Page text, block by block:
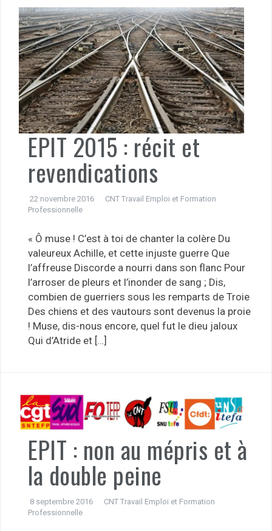
EPIT 2015 : récit et
revendications
22 novembre 2016
CNT Travail Emploi et Formation
Professionnelle
« Ô muse ! C’est à toi de chanter la colère Du
valeureux Achille, et cette injuste guerre Que
l’affreuse Discorde a nourri dans son flanc Pour
l’arroser de pleurs et l’inonder de sang ; Dis,
combien de guerriers sous les remparts de Troie
Des chiens et des vautours sont devenus la proie
! Muse, dis-nous encore, quel fut le dieu jaloux
Qui d’Atride et […]
EPIT : non au mépris et à
la double peine
8 septembre 2016
CNT Travail Emploi et Formation
Professionnelle